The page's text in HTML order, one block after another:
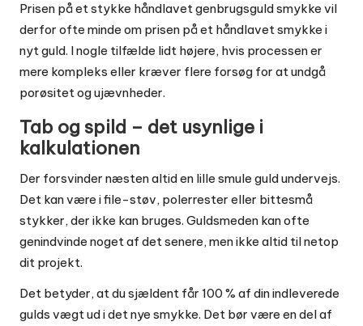
Prisen på et stykke håndlavet genbrugsguld smykke vil
derfor ofte minde om prisen på et håndlavet smykke i
nyt guld. I nogle tilfælde lidt højere, hvis processen er
mere kompleks eller kræver flere forsøg for at undgå
porøsitet og ujævnheder.
Tab og spild – det usynlige i
kalkulationen
Der forsvinder næsten altid en lille smule guld undervejs.
Det kan være i file-støv, polerrester eller bittesmå
stykker, der ikke kan bruges. Guldsmeden kan ofte
genindvinde noget af det senere, men ikke altid til netop
dit projekt.
Det betyder, at du sjældent får 100 % af din indleverede
gulds vægt ud i det nye smykke. Det bør være en del af